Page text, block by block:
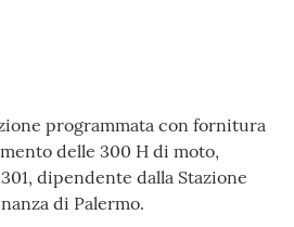
programmata con fornitura
delle 300 H di moto,
dipendente dalla Stazione
di Palermo.